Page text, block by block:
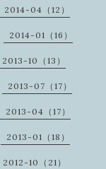
2014-04（12）
2014-01（16）
2013-10（13）
2013-07（17）
2013-04（17）
2013-01（18）
2012-10（21）